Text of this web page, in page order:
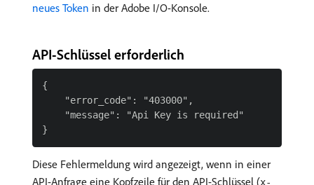
neues Token in der Adobe I/O-Konsole.
API-Schlüssel erforderlich
{
    "error_code": "403000",
    "message": "Api Key is required"
Diese Fehlermeldung wird angezeigt, wenn in einer
API-Anfrage eine Kopfzeile für den API-Schlüssel (x-